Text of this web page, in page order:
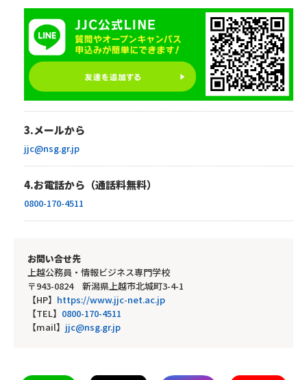
3.メールから
jjc@nsg.gr.jp
4.お電話から（通話料無料）
0800-170-4511
お問い合せ先
上越公務員・情報ビジネス専門学校
〒943-0824 新潟県上越市北城町3-4-1
【HP】 https://www.jjc-net.ac.jp
【TEL】 0800-170-4511
【mail】 jjc@nsg.gr.jp